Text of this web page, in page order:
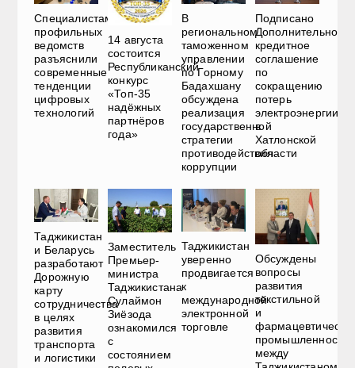
Специалистам
профильных
ведомств
разъяснили
современные
тенденции
цифровых
технологий
14 августа
состоится
Республиканский
конкурс
«Топ-35
надёжных
партнёров
года»
В
региональном
таможенном
управлении
по Горному
Бадахшану
обсуждена
реализация
государственной
стратегии
противодействия
коррупции
Подписано
Дополнительное
кредитное
соглашение
по
сокращению
потерь
электроэнергии
в
Хатлонской
области
Таджикистан
и Беларусь
разработают
Дорожную
карту
сотрудничества
в целях
развития
транспорта
и логистики
Заместитель
Премьер-
министра
Таджикистана
Сулаймон
Зиёзода
ознакомился
с
состоянием
Таджикистан
уверенно
продвигается
к
международной
электронной
торговле
Обсуждены
вопросы
развития
текстильной
и
промышленности
между